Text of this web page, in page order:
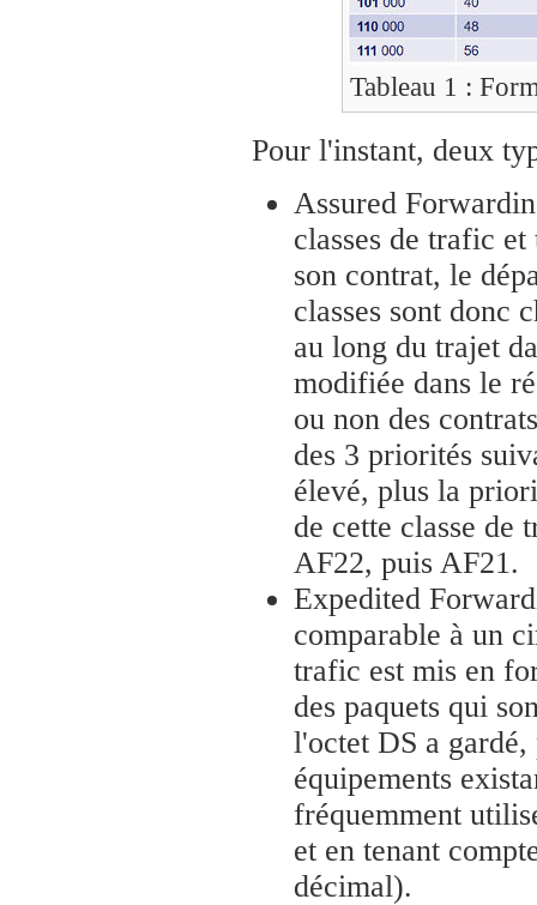
Tableau 1 :
Pour l'instant, deux
Assured
classes de trafic
son contrat, le
classes sont donc
au long du trajet
modifiée dans le
ou non des
des 3 priorités
élevé, plus la
de cette classe de
AF22, puis AF21.
Expedited
comparable à un
trafic est mis en
des paquets qui
l'octet DS a
équipements
fréquemment
et en tenant
décimal).